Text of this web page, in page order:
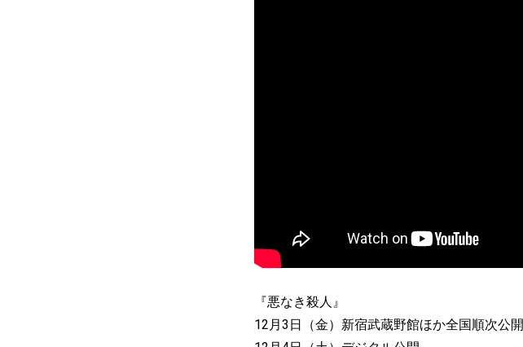
『悪なき殺人』
12月3日（金）新宿武蔵野館ほか全国順次公開